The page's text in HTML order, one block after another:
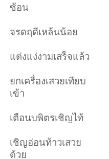
ซ้อน
จรดฤดีเหล้นน้อย
แต่งแง่งามเสร็จแล้ว
ยกเครื่องเสวยเทียบ
เข้า
เตือนบพิตรเชิญไท้
เชิญอ่อนท้าวเสวย
ด้วย